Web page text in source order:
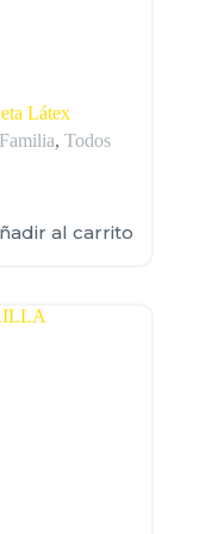
Látex
Familia,Todos
al carrito